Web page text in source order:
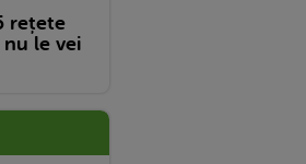
rețete
le vei